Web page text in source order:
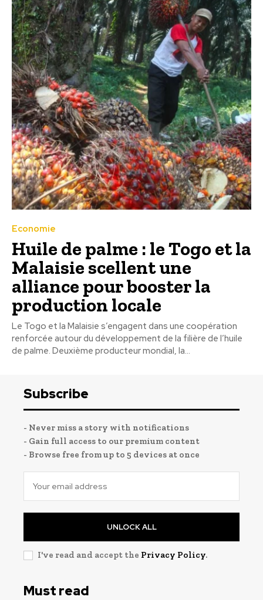
Economie
Huile de palme : le Togo et la
Malaisie scellent une
alliance pour booster la
production locale
Le Togo et la Malaisie s’engagent dans une coopération
renforcée autour du développement de la filière de l’huile
de palme. Deuxième producteur mondial, la...
Subscribe
- Never miss a story with notifications
- Gain full access to our premium content
- Browse free from up to 5 devices at once
UNLOCK ALL
I've read and accept the Privacy Policy.
Must read